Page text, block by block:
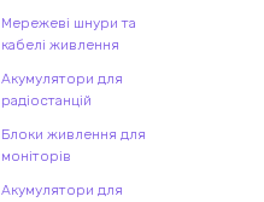
Мережеві шнури та
кабелі живлення
Акумулятори для
радіостанцій
Блоки живлення для
моніторів
Акумулятори для